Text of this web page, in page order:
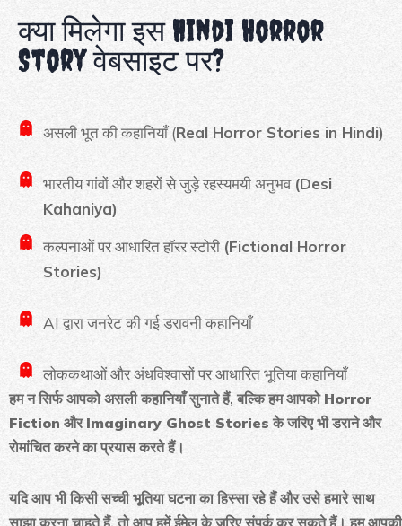
क्या मिलेगा इस Hindi Horror
Story वेबसाइट पर?
असली भूत की कहानियाँ (Real Horror Stories in Hindi)
भारतीय गांवों और शहरों से जुड़े रहस्यमयी अनुभव (Desi
Kahaniya)
कल्पनाओं पर आधारित हॉरर स्टोरी (Fictional Horror
Stories)
AI द्वारा जनरेट की गई डरावनी कहानियाँ
लोककथाओं और अंधविश्वासों पर आधारित भूतिया कहानियाँ
हम न सिर्फ आपको असली कहानियाँ सुनाते हैं, बल्कि हम आपको Horror
Fiction और Imaginary Ghost Stories के जरिए भी डराने और
रोमांचित करने का प्रयास करते हैं।
यदि आप भी किसी सच्ची भूतिया घटना का हिस्सा रहे हैं और उसे हमारे साथ
साझा करना चाहते हैं, तो आप हमें ईमेल के ज़रिए संपर्क कर सकते हैं। हम आपकी